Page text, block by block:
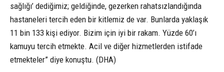
sağlığı’ dediğimiz; geldiğinde, gezerken rahatsızlandığında
hastaneleri tercih eden bir kitlemiz de var. Bunlarda yaklaşık
11 bin 133 kişi ediyor. Bizim için iyi bir rakam. Yüzde 60’ı
kamuyu tercih etmekte. Acil ve diğer hizmetlerden istifade
etmekteler” diye konuştu. (DHA)